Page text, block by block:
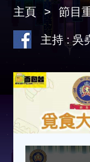
主頁 節目
主持 : 吳